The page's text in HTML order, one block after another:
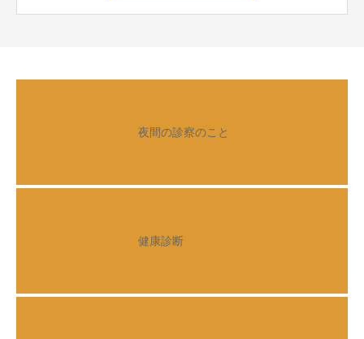
夜間の診察のこと
健康診断